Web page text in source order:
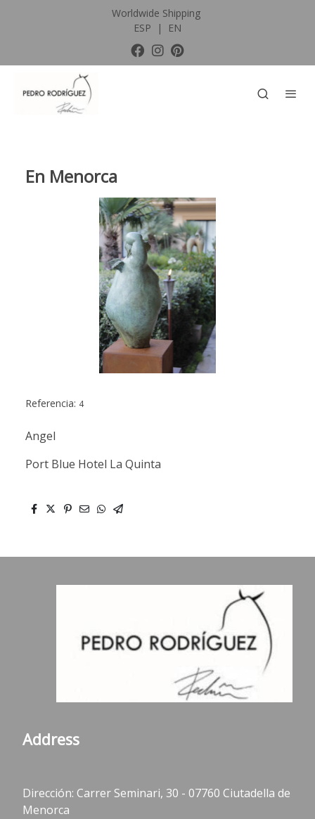
Worldwide Shipping
ESP
| EN
En Menorca
Referencia: 4
Angel
Port Blue Hotel La Quinta
Address
Dirección: Carrer Seminari, 30 - 07760 Ciutadella de
Menorca